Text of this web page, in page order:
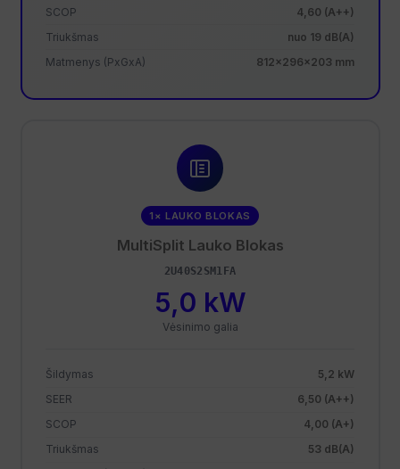
SCOP
4,60 (A++)
Triukšmas
nuo 19 dB(A)
Matmenys (PxGxA)
812×296×203 mm
1× LAUKO BLOKAS
MultiSplit Lauko Blokas
2U40S2SM1FA
5,0 kW
Vėsinimo galia
Šildymas
5,2 kW
SEER
6,50 (A++)
SCOP
4,00 (A+)
Triukšmas
53 dB(A)